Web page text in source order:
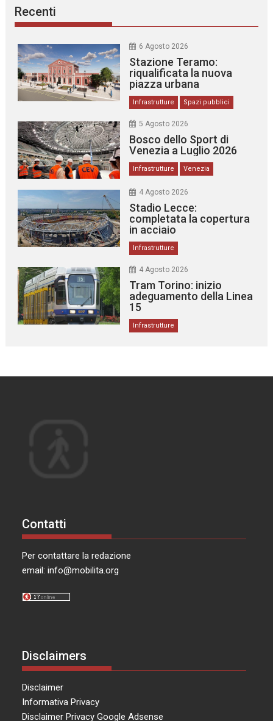
Recenti
6 Agosto 2026
Stazione Teramo:
riqualificata la nuova
piazza urbana
Infrastrutture Spazi pubblici
5 Agosto 2026
Bosco dello Sport di
Venezia a Luglio 2026
Infrastrutture Venezia
4 Agosto 2026
Stadio Lecce:
completata la copertura
in acciaio
Infrastrutture
4 Agosto 2026
Tram Torino: inizio
adeguamento della Linea
15
Infrastrutture
Contatti
Per contattare la redazione
email:info@mobilita.org
Disclaimers
Disclaimer
Informativa Privacy
Disclaimer Privacy Google Adsense